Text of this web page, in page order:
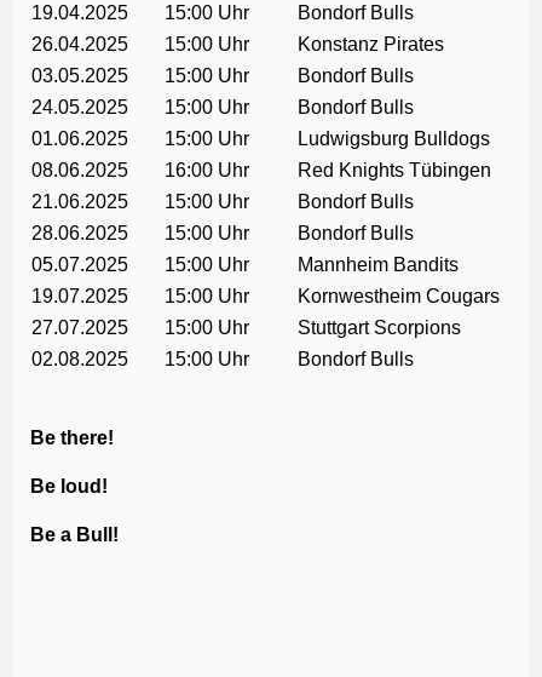
19.04.2025 15:00 Uhr
Bondorf Bulls
26.04.2025
15:00 Uhr
Konstanz Pirates
03.05.2025
15:00 Uhr
Bondorf Bulls
24.05.2025
15:00 Uhr
Bondorf Bulls
01.06.2025
15:00 Uhr
Ludwigsburg Bulldogs
08.06.2025
16:00 Uhr
Red Knights Tübingen
21.06.2025
15:00 Uhr
Bondorf Bulls
28.06.2025
15:00 Uhr
Bondorf Bulls
05.07.2025
15:00 Uhr
Mannheim Bandits
19.07.2025
15:00 Uhr
Kornwestheim Cougars
27.07.2025
15:00 Uhr
Stuttgart Scorpions
02.08.2025
15:00 Uhr Bondorf Bulls
Be there!
Be loud!
Be a Bull!